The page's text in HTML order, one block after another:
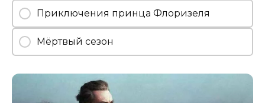
Приключения принца Флоризеля
Мёртвый сезон